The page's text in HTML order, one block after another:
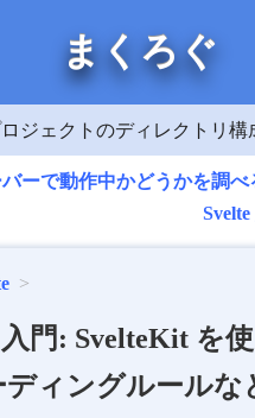
まくろぐ
ロジェクトのディレクトリ
ーで動作中かどうかを調べ
入門: SvelteKit を
ディングルールな